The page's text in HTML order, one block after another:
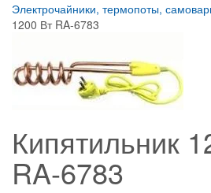
Электрочайники, термопоты,
1200 Вт RA-6783
Кипятильник
RA-6783